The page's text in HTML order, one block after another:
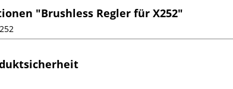
"Brushless Regler für X252"